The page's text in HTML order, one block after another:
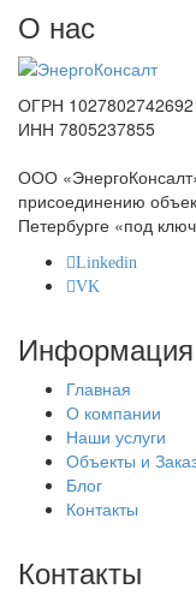
О нас
ОГРН 1027802742692
ИНН 7805237855
ООО
присоединению
Петербурге «под
Linkedin
VK
Информация
Главная
О компании
Наши услуги
Объекты и
Блог
Контакты
Контакты